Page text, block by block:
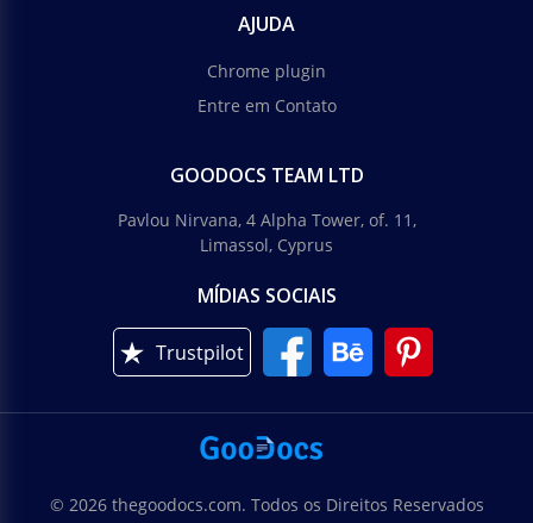
AJUDA
Chrome plugin
Entre em Contato
GOODOCS TEAM LTD
Pavlou Nirvana, 4 Alpha Tower, of. 11,
Limassol, Cyprus
MÍDIAS SOCIAIS
Trustpilot
© 2026 thegoodocs.com. Todos os Direitos Reservados